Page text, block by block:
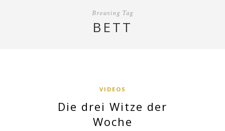
Browsing Tag
BETT
VIDEOS
Die drei Witze der
Woche